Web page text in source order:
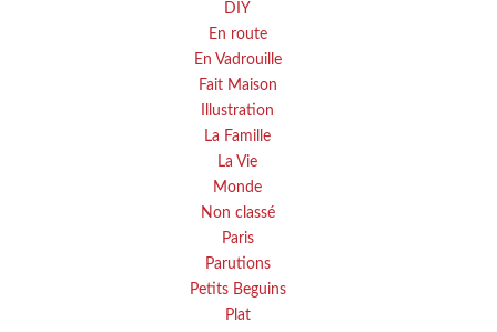
DIY
En route
En Vadrouille
Fait Maison
Illustration
La Famille
La Vie
Monde
Non classé
Paris
Parutions
Petits Beguins
Plat